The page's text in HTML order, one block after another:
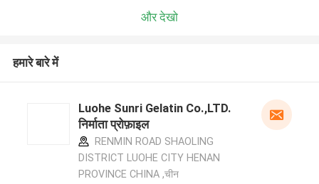
और देखो
हमारे बारे में
Luohe Sunri Gelatin Co.,LTD.
निर्माता प्रोफ़ाइल
RENMIN ROAD SHAOLING
DISTRICT LUOHE CITY HENAN
PROVINCE CHINA ,चीन